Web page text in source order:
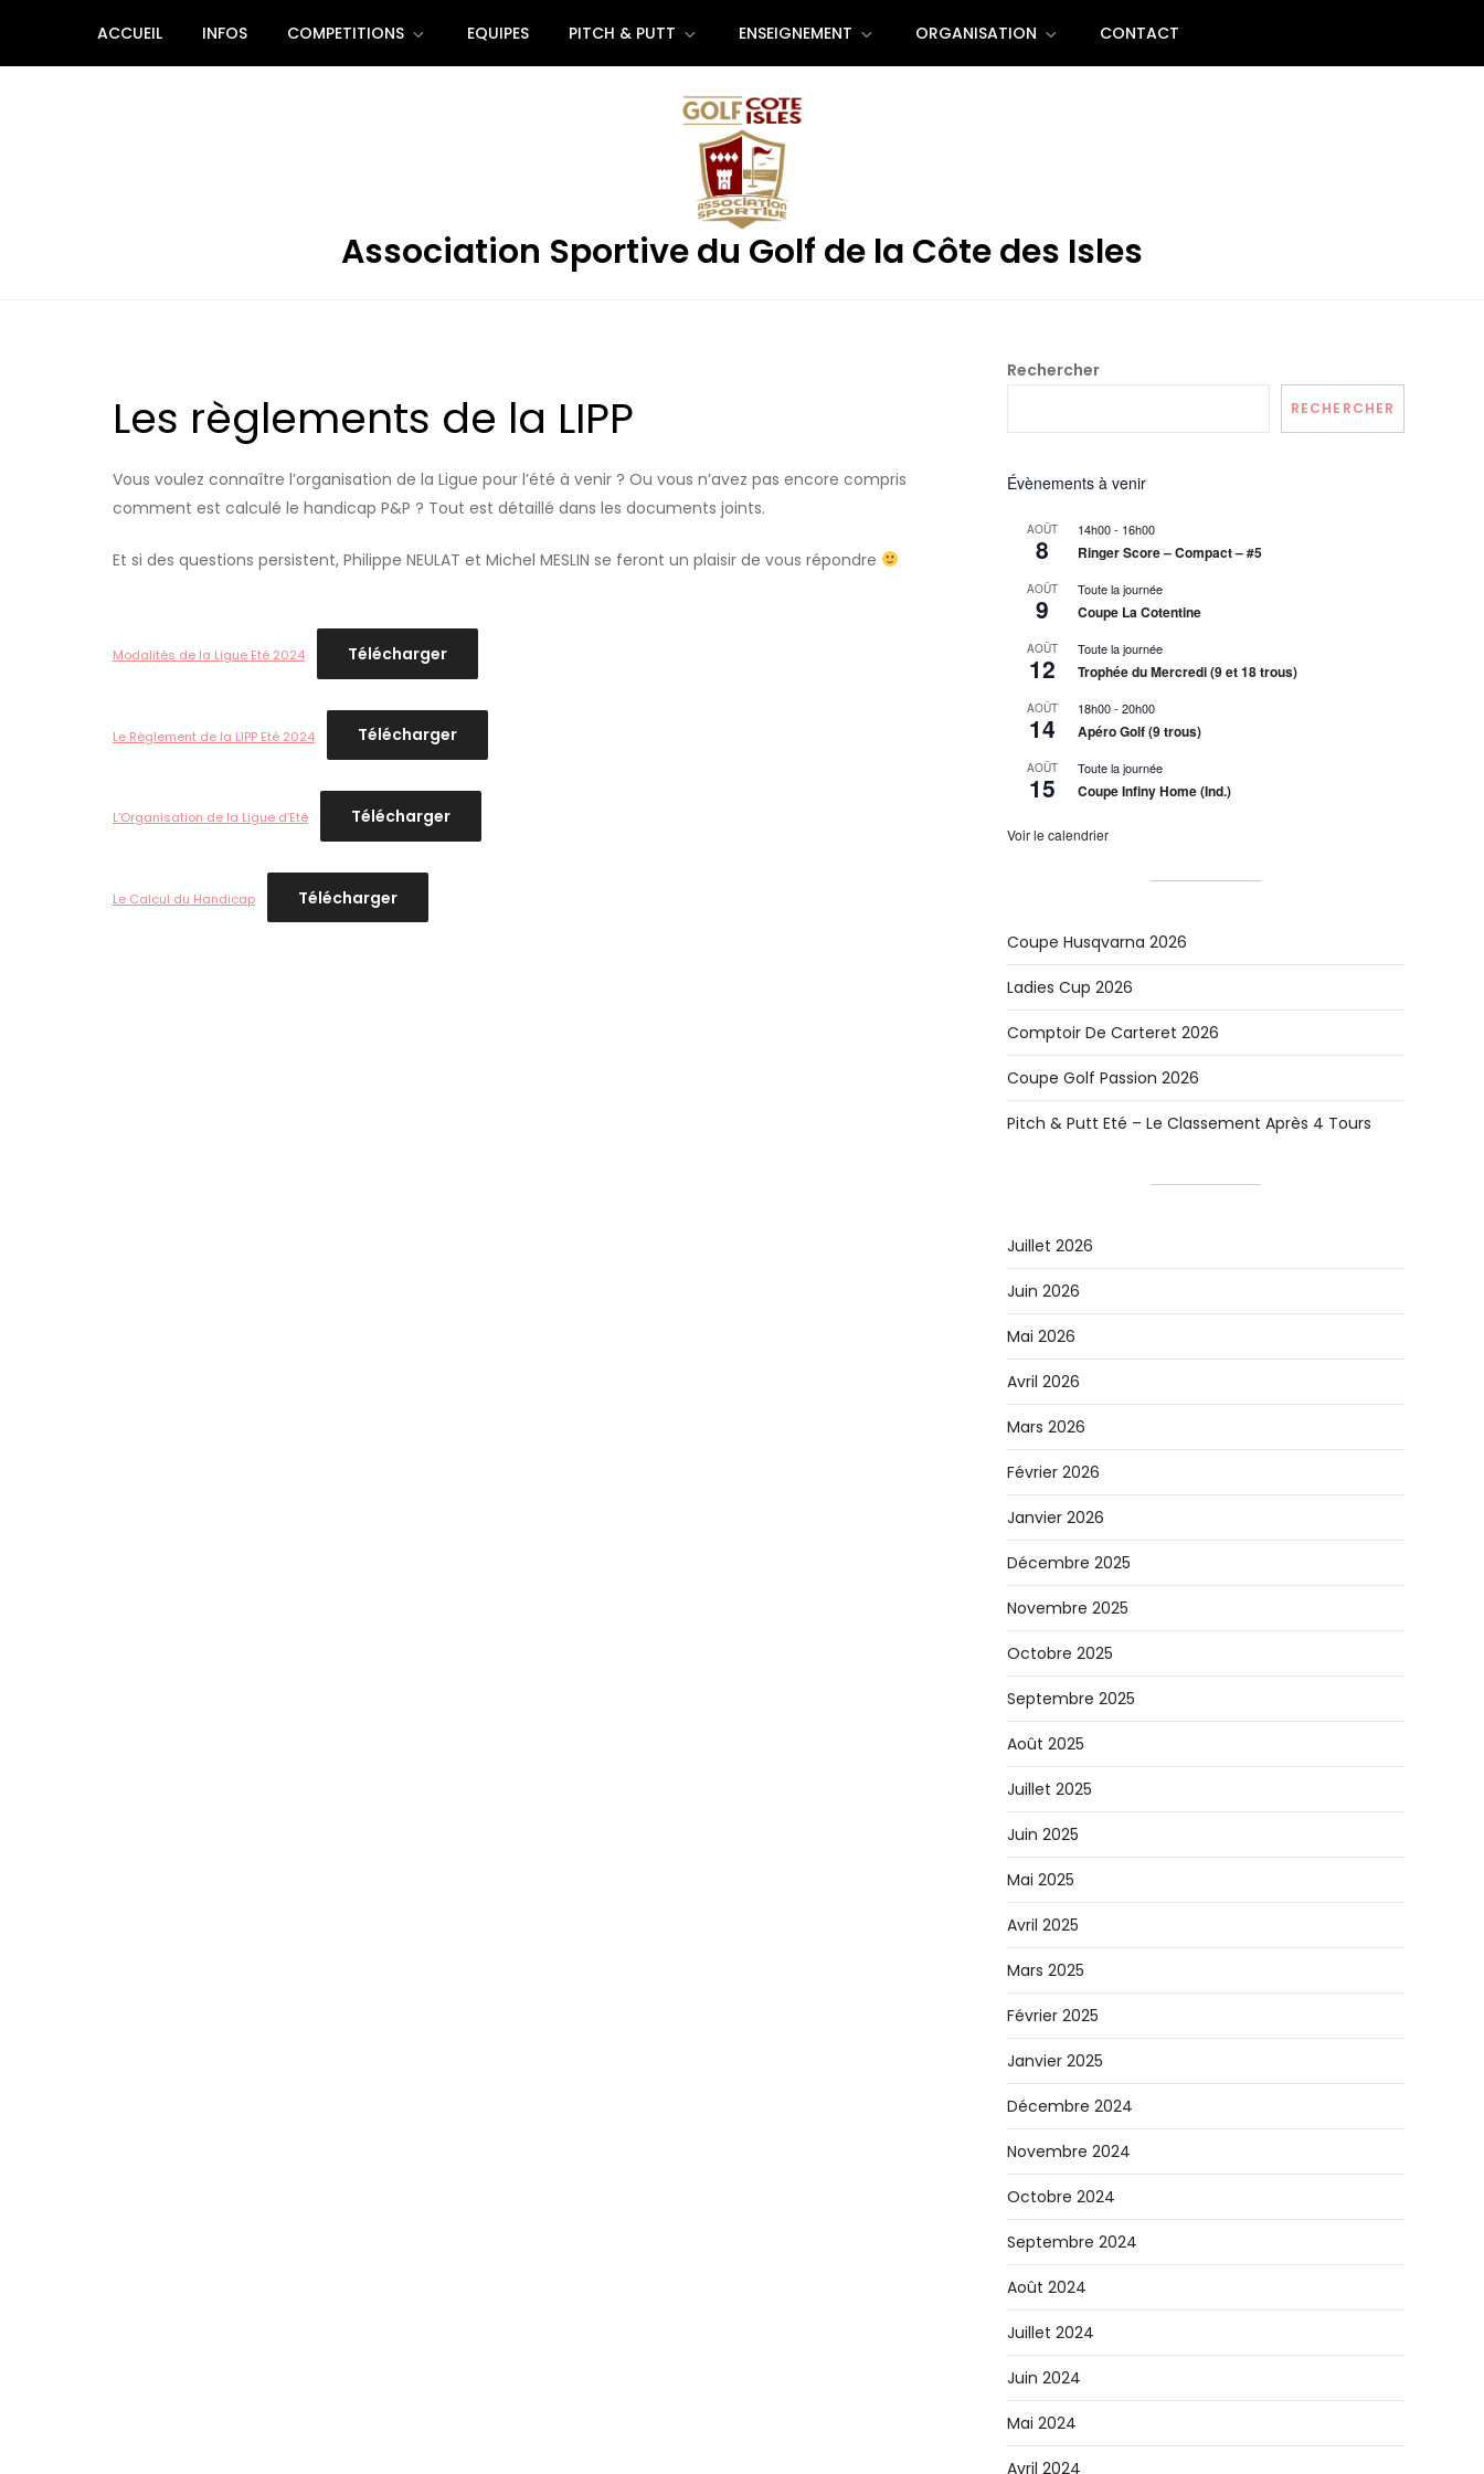
content
ACCUEIL INFOS COMPETITIONS EQUIPES PITCH & PUTT ENSEIGNEMENT ORGANISATION CONTACT
Association Sportive du Golf de la Côte des Isles
Les règlements de la LIPP
Vous voulez connaître l’organisation de la Ligue pour l’été à venir ? Ou vous n’avez pas encore compris
comment est calculé le handicap P&P ? Tout est détaillé dans les documents joints.
Et si des questions persistent, Philippe NEULAT et Michel MESLIN se feront un plaisir de vous répondre
Modalités de la Ligue Eté 2024 Télécharger
Le Règlement de la LIPP Eté 2024 Télécharger
L’Organisation de la Ligue d’Eté Télécharger
Le Calcul du Handicap Télécharger
Rechercher
RECHERCHER
Évènements à venir
AOÛT
8
14h00- 16h00
Ringer Score – Compact – #5
AOÛT
9
Toute la journée
Coupe La Cotentine
AOÛT
12
Toute la journée
Trophée du Mercredi (9 et 18 trous)
AOÛT
14
18h00- 20h00
Apéro Golf (9 trous)
AOÛT
15
Toute la journée
Coupe Infiny Home (Ind.)
Voir le calendrier
Coupe Husqvarna 2026
Ladies Cup 2026
Comptoir De Carteret 2026
Coupe Golf Passion 2026
Pitch & Putt Eté – Le Classement Après 4 Tours
Juillet 2026
Juin 2026
Mai 2026
Avril 2026
Mars 2026
Février 2026
Janvier 2026
Décembre 2025
Novembre 2025
Octobre 2025
Septembre 2025
Août 2025
Juillet 2025
Juin 2025
Mai 2025
Avril 2025
Mars 2025
Février 2025
Janvier 2025
Décembre 2024
Novembre 2024
Octobre 2024
Septembre 2024
Août 2024
Juillet 2024
Juin 2024
Mai 2024
Avril 2024